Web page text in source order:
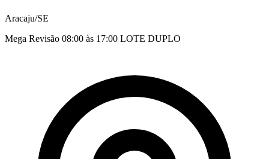
Aracaju/SE
Mega Revisão 08:00 às 17:00 LOTE DUPLO